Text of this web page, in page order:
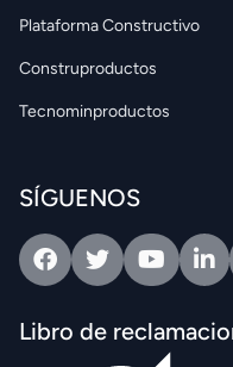
Plataforma Constructivo
Construproductos
Tecnominproductos
SÍGUENOS
FacebookTwitterYoutube
Libro de